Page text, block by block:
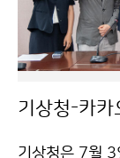
기상청-카카
기상청은 7월